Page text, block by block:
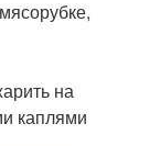
на
каплями